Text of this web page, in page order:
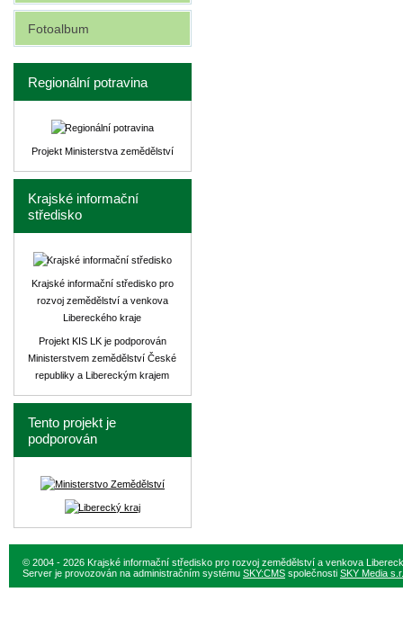
Fotoalbum
Regionální potravina
Projekt Ministerstva zemědělství
Krajské informační
středisko
Krajské informační středisko pro
rozvoj zemědělství a venkova
Libereckého kraje
Projekt KIS LK je podporován
Ministerstvem zemědělství České
republiky a Libereckým krajem
Tento projekt je
podporován
© 2004 - 2026 Krajské informační středisko pro rozvoj zemědělství a venkova
Server je provozován na administračním systému SKY:CMS společnosti SKY Media